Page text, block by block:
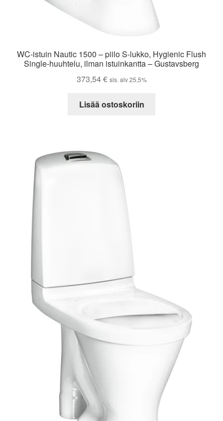
WC-istuin Nautic 1500 – piilo S-lukko, Hygienic Flush
Single-huuhtelu, ilman istuinkantta – Gustavsberg
373,54€ sis. alv 25,5%
Lisää ostoskoriin